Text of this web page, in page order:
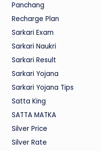
Panchang
Recharge Plan
Sarkari Exam
Sarkari Naukri
Sarkari Result
Sarkari Yojana
Sarkari Yojana Tips
Satta King
SATTA MATKA
Silver Price
Silver Rate